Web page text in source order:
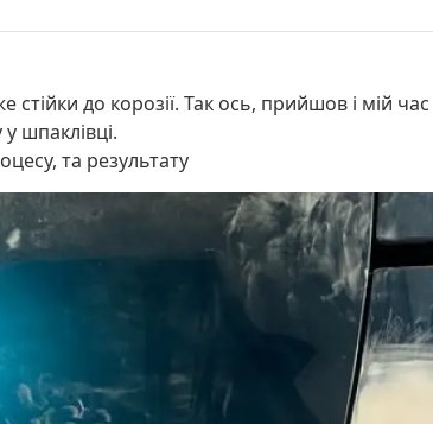
стійки до корозії. Так ось, прийшов і мій
шпаклівці.
та результату